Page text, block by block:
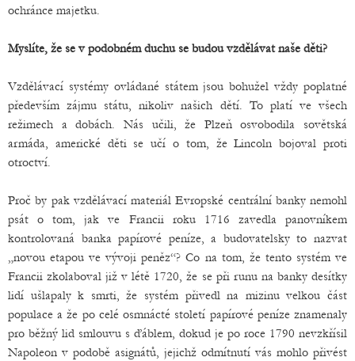
ochránce majetku.
Myslíte, že se v podobném duchu se budou vzdělávat naše děti?
Vzdělávací systémy ovládané státem jsou bohužel vždy poplatné
především zájmu státu, nikoliv našich dětí. To platí ve všech
režimech a dobách. Nás učili, že Plzeň osvobodila sovětská
armáda, americké děti se učí o tom, že Lincoln bojoval proti
otroctví.
Proč by pak vzdělávací materiál Evropské centrální banky nemohl
psát o tom, jak ve Francii roku 1716 zavedla panovníkem
kontrolovaná banka papírové peníze, a budovatelsky to nazvat
„novou etapou ve vývoji peněz“? Co na tom, že tento systém ve
Francii zkolaboval již v létě 1720, že se při runu na banky desítky
lidí ušlapaly k smrti, že systém přivedl na mizinu velkou část
populace a že po celé osmnácté století papírové peníze znamenaly
pro běžný lid smlouvu s ďáblem, dokud je po roce 1790 nevzkřísil
Napoleon v podobě asignátů, jejichž odmítnutí vás mohlo přivést